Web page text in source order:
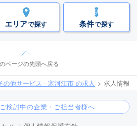
エリアで探す 条件で探す
ページの先頭へ戻る
の他サービス - 寒河江市 の求人 求人情報
検討中の企業・ご担当者様へ